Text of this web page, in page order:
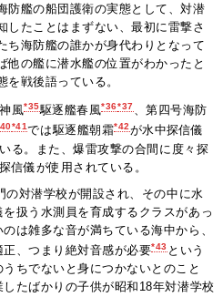
防艦の船団護衛の実態として、対潜
したことはまずない、最初に雷撃さ
ち海防艦の誰かが身代わりとなって
他の艦に潜水艦の位置がわかったと
を戦後語っている。
風*35駆逐艦春風*36*37、第四号海防
*41では駆逐艦朝霜*42が水中探信儀
る。また、爆雷攻撃の合間に度々探
信儀が使用されている。
の対潜学校が開設され、その中に水
扱う水測員を育成するクラスがあっ
は雑多な音が満ちている海中から、
、つまり絶対音感が必要*43 という
ちでないと身につかないとのこと
たばかりの子供が昭和18年対潜学校